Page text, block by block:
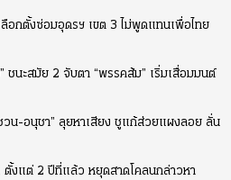
ลือกตั้งซ่อมอุดรฯ เขต 3 ไม่พูดแทนเพื่อไทย
ชนะสมัย 2 จับตา “พรรคส้ม” เริ่มเสื่อมมนต์
วน-อนุชา” ลุยหาเสียง ชูแก้ส่วยแผงลอย ลั่น
ตั้งแต่ 2 ปีที่แล้ว หยุดสาดโคลนกล่าวหา